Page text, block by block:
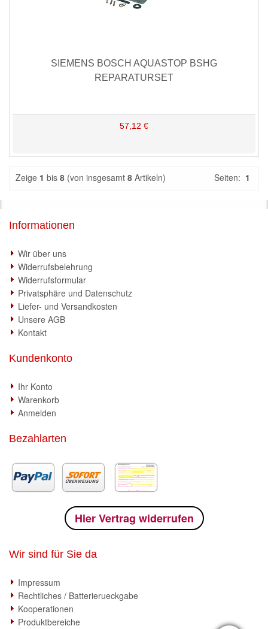
SIEMENS BOSCH AQUASTOP BSHG
REPARATURSET
57,12 €
Zeige 1 bis 8 (von insgesamt 8 Artikeln) Seiten: 1
Informationen
Wir über uns
Widerrufsbelehrung
Widerrufsformular
Privatsphäre und Datenschutz
Liefer- und Versandkosten
Unsere AGB
Kontakt
Kundenkonto
Ihr Konto
Warenkorb
Anmelden
Bezahlarten
Hier Vertrag widerrufen
Wir sind für Sie da
Impressum
Rechtliches / Batterierueckgabe
Kooperationen
Produktbereiche